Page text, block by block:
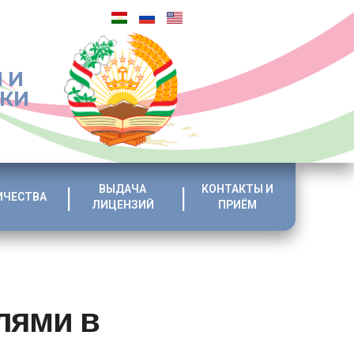
И
ВЫДАЧА
ЛИЦЕНЗИЙ
КОНТАКТЫ И
ПРИЁМ
в